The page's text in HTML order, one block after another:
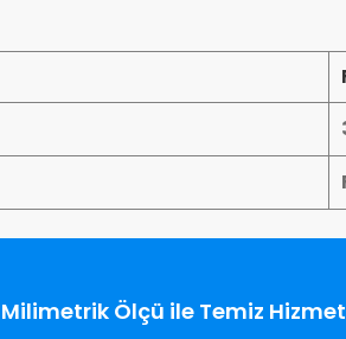
Milimetrik Ölçü ile Temiz Hizmet